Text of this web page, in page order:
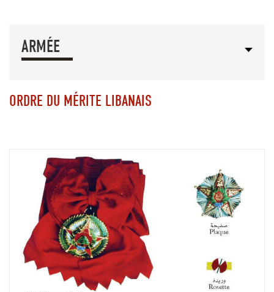
ARMÉE
ORDRE DU MÉRITE LIBANAIS